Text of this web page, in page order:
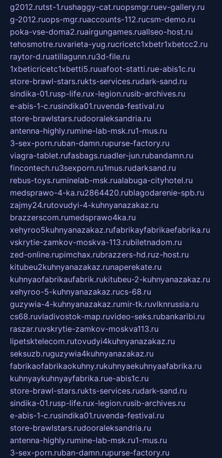
g2012.rutst-1.rushaggy-cat.ruopsmgr.ruev-gallery.ru
g-2012.ruops-mgr.ruaccounts-112.rucsm-demo.ru
poka-vse-doma2.ruairgungames.ruallseo-host.ru
tehosmotre.ruvarieta-yug.rucricetc1xbetr1xbetcc2.ru
raytor-d.ruatillagunn.ru3d-file.ru
1xbeticricetc1xbetti5.ruuafoot-statti.rue-abis1c.ru
store-brawl-stars.rukts-services.rudark-sand.ru
sindika-01.rusp-life.rux-legion.rusib-archives.ru
e-abis-1-c.rusindika01.ruvenda-festival.ru
store-brawlstars.rudooraleksandria.ru
antenna-highly.rumine-lab-msk.ru1-mus.ru
3-sex-porn.ruban-damn.rupurse-factory.ru
viagra-tablet.rufasbags.ruadler-jun.rubandamn.ru
fincontech.ru3sexporn.ru1mus.rudarksand.ru
rebus-toys.ruminelab-msk.rualabuga-cityhotel.ru
medsprawo-4-ka.ru2864420.rublagodarenie-spb.ru
zajmy24.rutovudyi-4-kuhnyanazakaz.ru
brazzerscom.rumedsprawo4ka.ru
xehyroo5kuhnyanazakaz.rufabrikayfabrikaefabrika.ru
vskrytie-zamkov-moskva-113.rubiletnadom.ru
zed-online.rupimchax.rubrazzers-hd.ruz-host.ru
kitubeu2kuhnyanazakaz.runaperekate.ru
kuhnyaofabrikaufabrik.rukitubeu-2-kuhnyanazakaz.ru
xehyroo-5-kuhnyanazakaz.rucs-68.ru
guzywia-4-kuhnyanazakaz.rumir-tk.ruvlknrussia.ru
cs68.ruvladivostok-map.ruvideo-seks.rubankaribi.ru
raszar.ruvskrytie-zamkov-moskva113.ru
lipetsktelecom.rutovudyi4kuhnyanazakaz.ru
seksuzb.ruguzywia4kuhnyanazakaz.ru
fabrikaofabrikaokuhny.rukuhnyaekuhnyaafabrika.ru
kuhnyaykuhnyayfabrika.rue-abis1c.ru
store-brawl-stars.rukts-services.rudark-sand.ru
sindika-01.rusp-life.rux-legion.rusib-archives.ru
e-abis-1-c.rusindika01.ruvenda-festival.ru
store-brawlstars.rudooraleksandria.ru
antenna-highly.rumine-lab-msk.ru1-mus.ru
3-sex-porn.ruban-damn.rupurse-factory.ru